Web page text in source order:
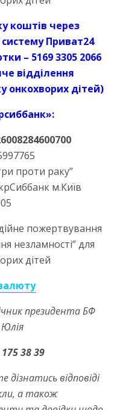
коштів через
Приват24
– 5169 3305 2066
відділення
онкохворих дітей)
84600700
проти раку”
м.Київ
пожертвування
незламності” для
дітей
президента БФ
Юлія
38 39
відповіді
а також